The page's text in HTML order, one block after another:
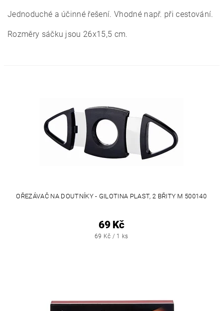
Jednoduché a účinné řešení. Vhodné např. při cestování.
Rozměry sáčku jsou 26x15,5 cm.
OŘEZÁVAČ NA DOUTNÍKY - GILOTINA PLAST, 2 BŘITY M 500140
69 Kč
69 Kč / 1 ks